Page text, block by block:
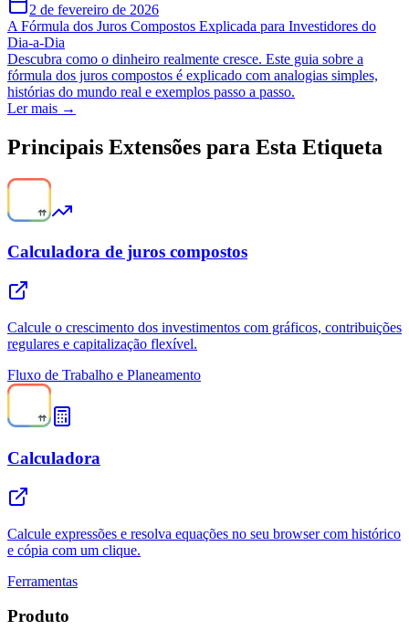
2 de fevereiro de 2026
A Fórmula dos Juros Compostos Explicada para Investidores do
Dia-a-Dia
Descubra como o dinheiro realmente cresce. Este guia sobre a
fórmula dos juros compostos é explicado com analogias simples,
histórias do mundo real e exemplos passo a passo.
Ler mais →
Principais Extensões para Esta Etiqueta
Calculadora de juros compostos
Calcule o crescimento dos investimentos com gráficos, contribuições
regulares e capitalização flexível.
Fluxo de Trabalho e Planeamento
Calculadora
Calcule expressões e resolva equações no seu browser com histórico
e cópia com um clique.
Ferramentas
Produto